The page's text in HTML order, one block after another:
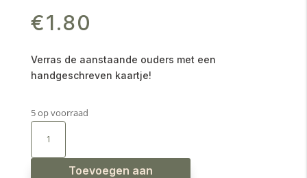
€1.80
Verras de aanstaande ouders met een
handgeschreven kaartje!
5 op voorraad
Enkele
Zwanger!
worden
Toevoegen aan